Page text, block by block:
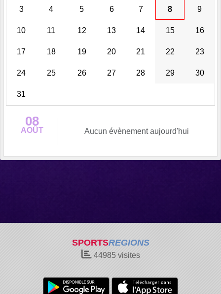
3 4 5 6 7 8 9
10 11 12 13 14 15 16
17 18 19 20 21 22 23
24 25 26 27 28 29 30
31
08
AOÛT Aucun évènement aujourd'hui
SPORTSREGIONS
44985visites